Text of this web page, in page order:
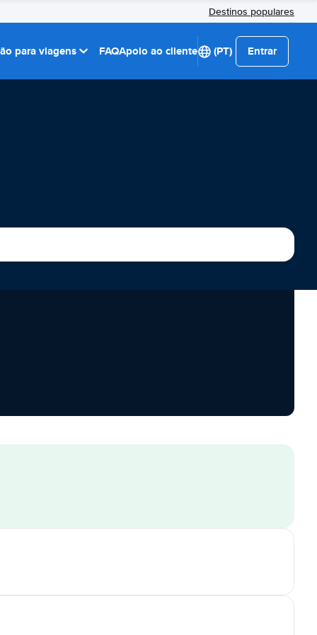
Destinos populares
para viagens FAQApoio ao cliente (PT) Entrar